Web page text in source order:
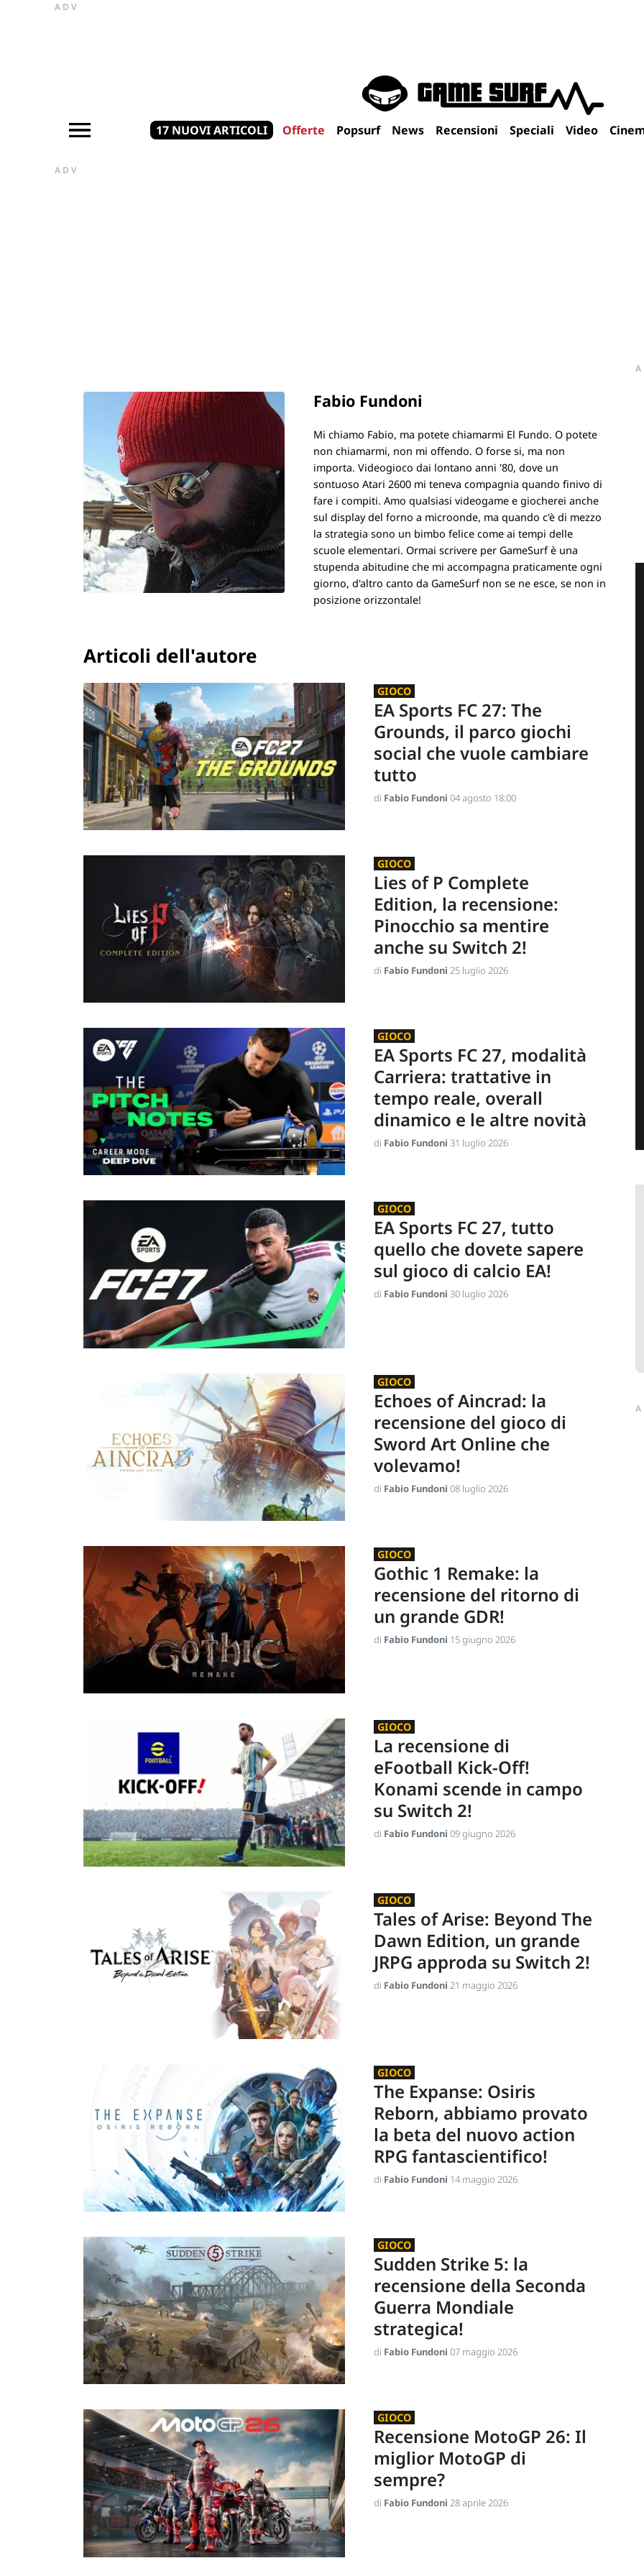
ADV
17 NUOVI ARTICOLI Offerte Popsurf News Recensioni Speciali Video
ADV
Fabio Fundoni
Mi chiamo Fabio, ma potete chiamarmi El Fundo. O potete
non chiamarmi, non mi offendo. O forse si, ma non
importa. Videogioco dai lontano anni '80, dove un
sontuoso Atari 2600 mi teneva compagnia quando finivo di
fare i compiti. Amo qualsiasi videogame e giocherei anche
sul display del forno a microonde, ma quando c'è di mezzo
la strategia sono un bimbo felice come ai tempi delle
scuole elementari. Ormai scrivere per GameSurf è una
stupenda abitudine che mi accompagna praticamente ogni
giorno, d'altro canto da GameSurf non se ne esce, se non in
posizione orizzontale!
Articoli dell'autore
GIOCO
EA Sports FC 27: The
Grounds, il parco giochi
social che vuole cambiare
tutto
di Fabio Fundoni 04 agosto 18:00
GIOCO
Lies of P Complete
Edition, la recensione:
Pinocchio sa mentire
anche su Switch 2!
di Fabio Fundoni 25 luglio 2026
GIOCO
EA Sports FC 27, modalità
Carriera: trattative in
tempo reale, overall
dinamico e le altre novità
di Fabio Fundoni 31 luglio 2026
GIOCO
EA Sports FC 27, tutto
quello che dovete sapere
sul gioco di calcio EA!
di Fabio Fundoni 30 luglio 2026
GIOCO
Echoes of Aincrad: la
recensione del gioco di
Sword Art Online che
volevamo!
di Fabio Fundoni 08 luglio 2026
GIOCO
Gothic 1 Remake: la
recensione del ritorno di
un grande GDR!
di Fabio Fundoni 15 giugno 2026
GIOCO
La recensione di
eFootball Kick-Off!
Konami scende in campo
su Switch 2!
di Fabio Fundoni 09 giugno 2026
GIOCO
Tales of Arise: Beyond The
Dawn Edition, un grande
JRPG approda su Switch 2!
di Fabio Fundoni 21 maggio 2026
GIOCO
The Expanse: Osiris
Reborn, abbiamo provato
la beta del nuovo action
RPG fantascientifico!
di Fabio Fundoni 14 maggio 2026
GIOCO
Sudden Strike 5: la
recensione della Seconda
Guerra Mondiale
strategica!
di Fabio Fundoni 07 maggio 2026
GIOCO
Recensione MotoGP 26: Il
miglior MotoGP di
sempre?
di Fabio Fundoni 28 aprile 2026